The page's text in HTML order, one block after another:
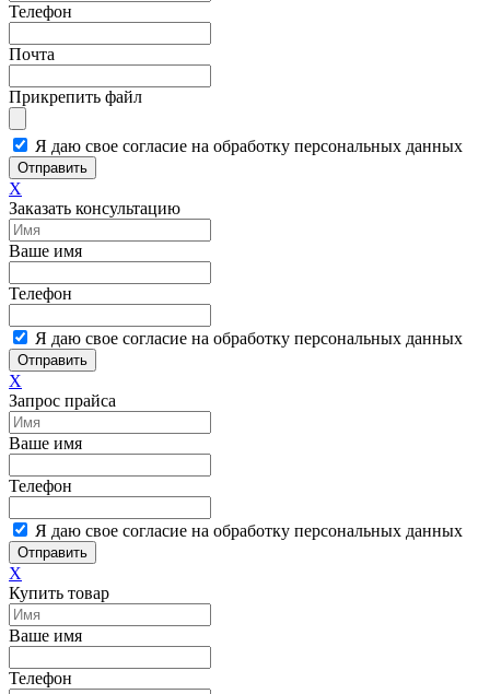
Телефон
Почта
Прикрепить файл
Я даю свое согласие на обработку персональных данных
Отправить
X
Заказать консультацию
Ваше имя
Телефон
Я даю свое согласие на обработку персональных данных
Отправить
X
Запрос прайса
Ваше имя
Телефон
Я даю свое согласие на обработку персональных данных
Отправить
X
Купить товар
Ваше имя
Телефон